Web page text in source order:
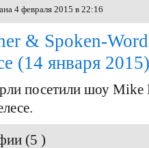
4 февраля 2015 в 22:16
& Spoken-
(14 января 2015)
посетили шоу
(5 )